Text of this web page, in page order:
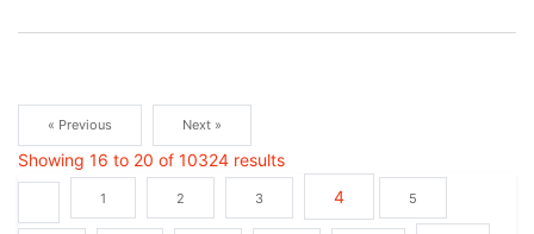
« Previous Next »
Showing 16 to 20 of 10324 results
1 2 3 4 5